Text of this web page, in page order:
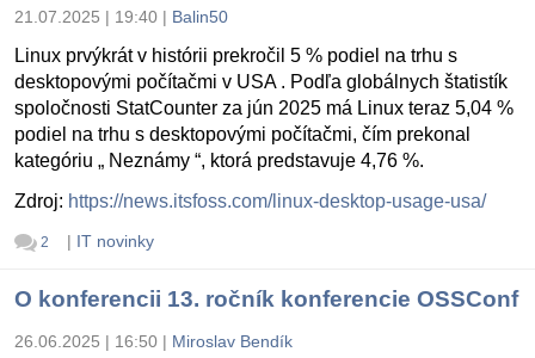
21.07.2025 | 19:40 | Balin50
Linux prvýkrát v histórii prekročil 5 % podiel na trhu s
desktopovými počítačmi v USA . Podľa globálnych štatistík
spoločnosti StatCounter za jún 2025 má Linux teraz 5,04 %
podiel na trhu s desktopovými počítačmi, čím prekonal
kategóriu „ Neznámy “, ktorá predstavuje 4,76 %.
Zdroj: https://news.itsfoss.com/linux-desktop-usage-usa/
2 | IT novinky
O konferencii 13. ročník konferencie OSSConf
26.06.2025 | 16:50 | Miroslav Bendík